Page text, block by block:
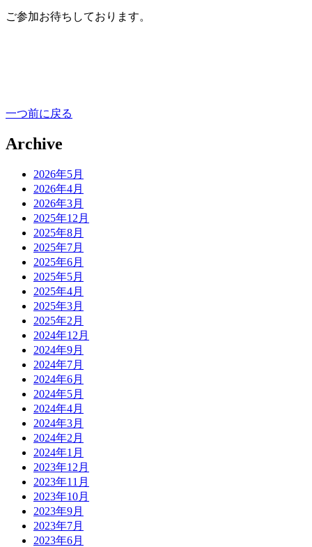
ご参加お待ちしております。
一つ前に戻る
Archive
2026年5月
2026年4月
2026年3月
2025年12月
2025年8月
2025年7月
2025年6月
2025年5月
2025年4月
2025年3月
2025年2月
2024年12月
2024年9月
2024年7月
2024年6月
2024年5月
2024年4月
2024年3月
2024年2月
2024年1月
2023年12月
2023年11月
2023年10月
2023年9月
2023年7月
2023年6月